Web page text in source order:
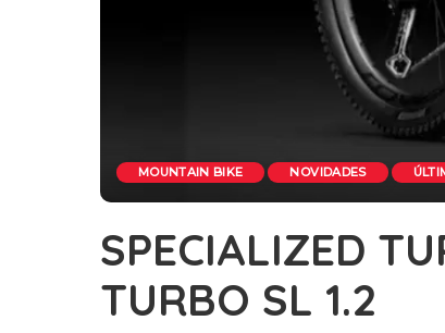
MOUNTAIN BIKE NOVIDADES
SPECIALIZED
TURBO SL 1.2